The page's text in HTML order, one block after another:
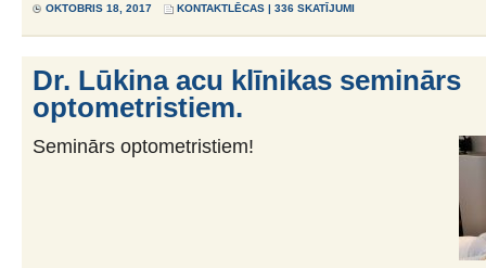
OKTOBRIS 18, 2017 KONTAKTLĒCAS | 336 SKATĪJUMI
Dr. Lūkina acu klīnikas seminārs
optometristiem.
Seminārs optometristiem!